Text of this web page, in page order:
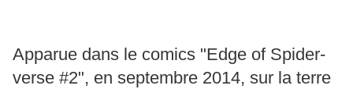
Apparue dans le comics "Edge of Spider-
verse #2", en septembre 2014, sur la terre